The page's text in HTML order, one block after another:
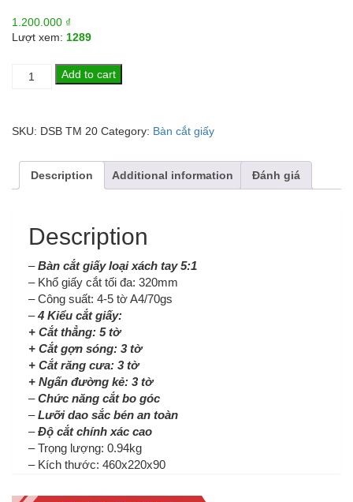
1.200.000 ₫
Lượt xem: 1289
Bàn
TM
quantity
Add to cart
SKU: DSB TM 20 Category: Bàn cắt giấy
Description Additional information Đánh giá
Description
–Bàn cắt giấy loại xách tay 5:1
– Khổ giấy cắt tối đa: 320mm
– Công suất: 4-5 tờ A4/70gs
–4 Kiểu cắt giấy:
+ Cắt thẳng: 5 tờ
+ Cắt gợn sóng: 3 tờ
+ Cắt răng cưa: 3 tờ
+ Ngấn đường kẻ: 3 tờ
–Chức năng cắt bo góc
–Lưỡi dao sắc bén an toàn
–Độ cắt chính xác cao
– Trọng lượng: 0.94kg
– Kích thước: 460x220x90